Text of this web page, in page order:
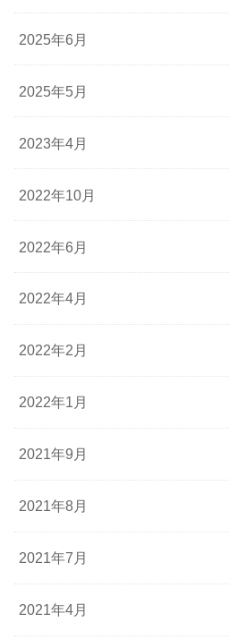
2025年6月
2025年5月
2023年4月
2022年10月
2022年6月
2022年4月
2022年2月
2022年1月
2021年9月
2021年8月
2021年7月
2021年4月